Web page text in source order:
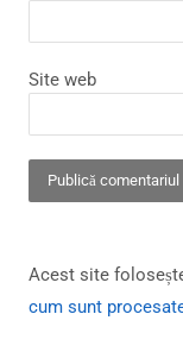
Site web
Acest site
cum sunt